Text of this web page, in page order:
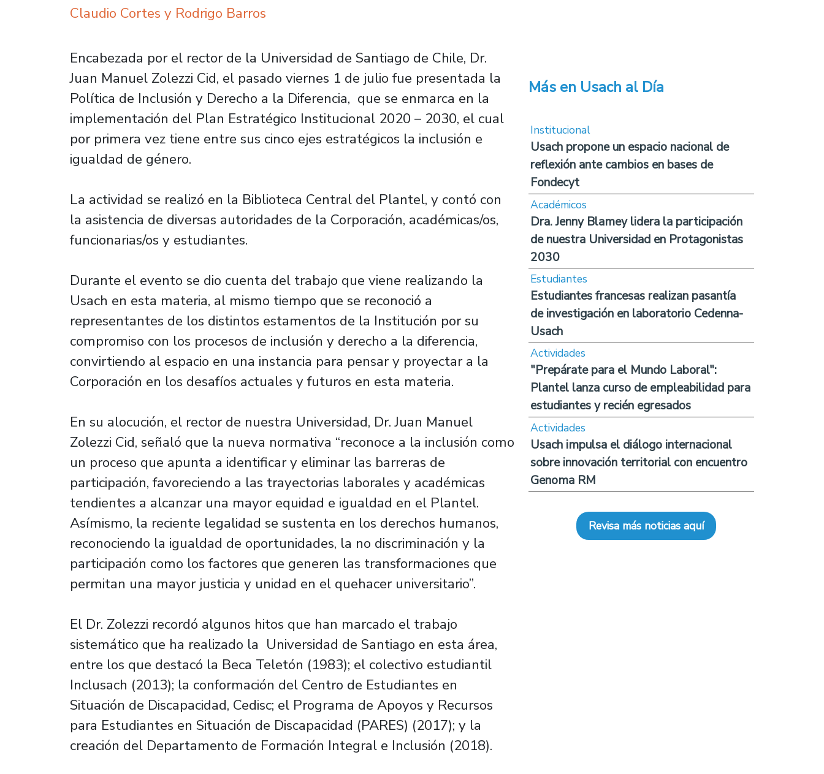
Claudio Cortes y Rodrigo Barros
Encabezada por el rector de la Universidad de Santiago de Chile, Dr.
Juan Manuel Zolezzi Cid, el pasado viernes 1 de julio fue presentada la
Política de Inclusión y Derecho a la Diferencia, que se enmarca en la
implementación del Plan Estratégico Institucional 2020 – 2030, el cual
por primera vez tiene entre sus cinco ejes estratégicos la inclusión e
igualdad de género.
La actividad se realizó en la Biblioteca Central del Plantel, y contó con
la asistencia de diversas autoridades de la Corporación, académicas/os,
funcionarias/os y estudiantes.
Durante el evento se dio cuenta del trabajo que viene realizando la
Usach en esta materia, al mismo tiempo que se reconoció a
representantes de los distintos estamentos de la Institución por su
compromiso con los procesos de inclusión y derecho a la diferencia,
convirtiendo al espacio en una instancia para pensar y proyectar a la
Corporación en los desafíos actuales y futuros en esta materia.
En su alocución, el rector de nuestra Universidad, Dr. Juan Manuel
Zolezzi Cid, señaló que la nueva normativa “reconoce a la inclusión como
un proceso que apunta a identificar y eliminar las barreras de
participación, favoreciendo a las trayectorias laborales y académicas
tendientes a alcanzar una mayor equidad e igualdad en el Plantel.
Asímismo, la reciente legalidad se sustenta en los derechos humanos,
reconociendo la igualdad de oportunidades, la no discriminación y la
participación como los factores que generen las transformaciones que
permitan una mayor justicia y unidad en el quehacer universitario”.
El Dr. Zolezzi recordó algunos hitos que han marcado el trabajo
sistemático que ha realizado la Universidad de Santiago en esta área,
entre los que destacó la Beca Teletón (1983); el colectivo estudiantil
Inclusach (2013); la conformación del Centro de Estudiantes en
Situación de Discapacidad, Cedisc; el Programa de Apoyos y Recursos
para Estudiantes en Situación de Discapacidad (PARES) (2017); y la
creación del Departamento de Formación Integral e Inclusión (2018).
Más en Usach al Día
Institucional
Usach propone un espacio nacional de
reflexión ante cambios en bases de
Fondecyt
Académicos
Dra. Jenny Blamey lidera la participación
de nuestra Universidad en Protagonistas
2030
Estudiantes
Estudiantes francesas realizan pasantía
de investigación en laboratorio Cedenna-
Usach
Actividades
"Prepárate para el Mundo Laboral":
Plantel lanza curso de empleabilidad para
estudiantes y recién egresados
Actividades
Usach impulsa el diálogo internacional
sobre innovación territorial con encuentro
Genoma RM
Revisa más noticias aquí